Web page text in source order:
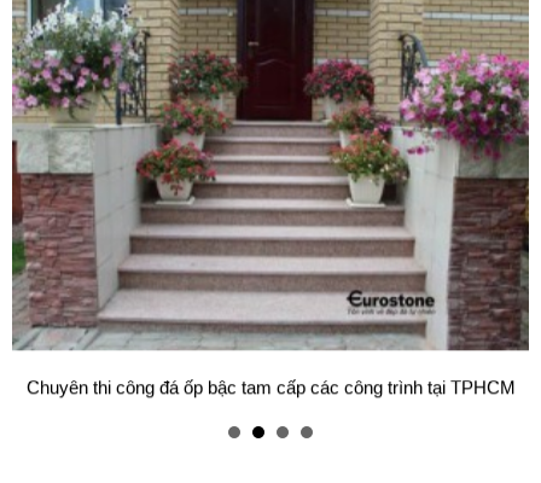
Mẫu bàn ăn mặt đá tự nhiên cao cấp và sang trọng cho gia đình
thân yêu của bạn.